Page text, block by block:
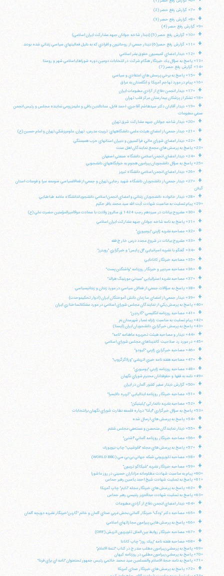
+ «7» گزارش رفع حصر (2)
+
«8» گزارش رفع حصر (3)
«9» گزارش رفع حصر (4)
+ «10» گزارش رفع حصر (5) (ديدار شاخه جوانان جبهه مشاركت ايران اسلامي)
+ «11» گزارش رفع حصر(6) ديدار جمعي از روحانيون و افرادي كه به دليل فعاليتهاي سياسي زنداني شده بودند.
+
«12» ديدار اعضاي كميسيون حقوق بشر اسلامي
«13» پاسخ به سؤال يك خبرنگار هنگام شركت در انتخابات دومين دوره شوراهاياسلامي شهر و روستا
«14» گزارش رفع حصر (7)
+
«15» پاسخ به برخي پرسش هاي اعتقادي و سياسي
«16» پيام در مورد تهاجم آمريكا و انگلستان به عراق
+
«17» ديدار انجمن دفاع از آزادي مطبوعات ايران
«18» تشكر از پزشكان بيمارستان مركز قلب تهران
+
«19» ديدار آقايان دكتر سيدهاشم آقاجري، احمد قابل، عمادالدين باقي و عليمزروعي نماينده مجلس و رئيس انجمن
صنفي مطبوعات
+ «20» ديدار شاخه جوانان جبهه مشاركت شرق تهران
+ «21» ديدار جمعي از اعضاي هيئت علمي دانشگاههاي: تربيت مدرس، تهران، علومپزشكي تهران و امام حسين (ع)
+
«22» ديدار اعضاي شوراي عالي، فراكسيون و دبيران استانهاي حزب همبستگي
«23» پاسخ به پرسش هاي مجمع نمايندگان اهل سنت
+
«24» ديدار اعضاي انجمن اسلامي دانشگاه صنعتي اصفهان
«25» پاسخ به سؤال دانشجويان پيرامون هجوم به خوابگاههاي دانشجويي
+ «26» ديدار اعضاي انجمن اسلامي دانشگاه تبريز
+
«27» ديدار جمعي از دانشجويان دانشگاه شهيد رجايي تهران و جمعي از فعالانسياسي صومعه سرا و فومنات استان
گيلان
+
«28» ديدار خانواده دانشجويان زنداني و اعضاي انجمن اسلامي دانشجوياندانشگاه علامه طباطبايي
«29» پيام تسليت به مناسبت شهادت آيت الله سيد محمد باقر حكيم
+ «30» مشروح بيانات در سيزدهم رجب 1424 ق سالروز ولادت با سعادت مولااميرالمؤمنين حضرت علي (ع)
+ «31» پاسخ به نامه شاخه جوانان جبهه مشاركت ايران اسلامي
+ «32» مصاحبه نشريه ژاپني "يوميوري"
+ «33» مشروح بيانات در شروع مجدد درس خارج فقه
+ «34» گفتگو با نشريه اسپانيايي "ال پايس" و خبرگزاري "رويترز"
+ «35» مصاحبه خبرنگار كانادايي
+ «36» مصاحبه سردبير و خبرنگار روزنامه "واشنگتن پست"
+ «37» مصاحبه نشريه استراليايي "سيدني مورنينگ هرالد"
+ «38» پاسخ به سؤالات جمعي از فعالان سياسي در مورد زندان و زندانيسياسي
+
«39» ديدار جمعي از اعضاي سازمان دانش آموختگان ايران (ادوار تحكيموحدت)
«40» پاسخ به پرسش يكي از نمايندگان مجلس شوراي اسلامي در مورد مشكلاتساختاري ايران
+
«41» مصاحبه روزنامه انگليسي "گاردين"
«42» پيام تسليت به مناسبت زلزله غمبار شهرستان بم
«43» پاسخ به پرسش خبرگزاري دانشجويان ايران (ايسنا)
+
«44» ديدار و مصاحبه هيئت تحريريه ماهنامه "نامه"
«45» در مورد رد صلاحيت كانديداهاي مجلس شوراي اسلامي
+ «46» مصاحبه خبرگزاري ژاپني "كيودو"
+ «47» مصاحبه هفته نامه خبري اتريشي "ورلاگزگروپ"
+
«48» مصاحبه روزنامه ژاپني "يوميوري"
«49» نامه به فقها و حقوقدانان محترم شوراي نگهبان
+ «50» گزارش ديدار سفير كشور آلمان در ايران
+ «51» مصاحبه خبرنگار روزنامه ايتاليايي "كريره دلايسرا"
+
«52» مصاحبه نشريه دانماركي "پليتيكن"
«53» پاسخ به سؤال خبرگزاري "ايلنا" درباره فلسفه نظارت شوراي نگهبان برانتخابات
+ «54» پاسخ به پرسش هاي ارسال شده
+ «55» ديدار نمايندگان متحصن و مستعفي مجلس ششم
+ «56» مصاحبه خبرنگار روزنامه آلماني "اشترن"
+ «57» پاسخ به پرسش هاي مجله "فلوشيپ" چاپ نيويورك
+ «58» مصاحبه تلويزيوني شبكه جهاني بي بي سي (WORLD BBC)
+
«59» مصاحبه خبرنگار نشريه "شيكاگو تريبون"
«60» پيام به مناسبت شهادت مظلومانه عزاداران حسيني در روز عاشورا
«61» پاسخ به تسليت شهادت شيخ احمد ياسين رهبر حماس
+
«62» پاسخ به پرسش هاي خبرنگار مجله "تايم" چاپ آمريكا
«63» پاسخ به تسليت شهادت عبدالعزيز رنتيسي رهبر حماس
+ «64» ديدار اعضاي انجمن دفاع از آزادي مطبوعات
+ «65» مصاحبه دكتر "ودگ" خبرنگار آلماني بخش غربي صداي آلمان و خانم "گارين"خبرنگار نشريه دويچه آلمان
+ «66» پاسخ به پرسش هايي پيرامون مجازاتهاي اسلامي
+ «67» مصاحبه خبرنگار روابط بين الملل تلويزيون اتريش (ORF)
+
«68» مصاحبه هفته نامه "پيك روز" چاپ كانادا
«69» پاسخ به پرسشي پيرامون مطلب مندرج در كتاب "تتمة الاعلام"
«70» پاسخ به پرسشي پيرامون مطلبي در روزنامه كيهان
«71» پاسخ به نامه حجة الاسلام والمسلمين سيد محمد خاتمي رئيس جمهور تحتعنوان "نامه اي براي فردا"
+
«72» پاسخ به پرسش هاي خبرنگار صداي آمريكا
وب سایت رسمی آیت‌الله منتظری
ایران، ، میدان مصلّی، بلوار شهید محمّد منتظری، كوچه
شماره ٨
کد پستی: 3713744381
تلفن 37740011-25-98+ تا 14
فکس37740015-25-98+